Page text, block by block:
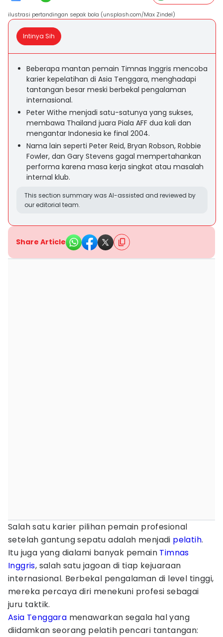
ilustrasi pertandingan sepak bola (unsplash.com/Max Zindel)
Intinya Sih
Beberapa mantan pemain Timnas Inggris mencoba
karier kepelatihan di Asia Tenggara, menghadapi
tantangan besar meski berbekal pengalaman
internasional.
Peter Withe menjadi satu-satunya yang sukses,
membawa Thailand juara Piala AFF dua kali dan
mengantar Indonesia ke final 2004.
Nama lain seperti Peter Reid, Bryan Robson, Robbie
Fowler, dan Gary Stevens gagal mempertahankan
performa karena masa kerja singkat atau masalah
internal klub.
This section summary was AI-assisted and reviewed by
our editorial team.
Share Article
Salah satu karier pilihan pemain profesional
setelah gantung sepatu adalah menjadi pelatih.
Itu juga yang dialami banyak pemain Timnas
Inggris, salah satu jagoan di tiap kejuaraan
internasional. Berbekal pengalaman di level tinggi,
mereka percaya diri menekuni profesi sebagai
juru taktik.
Asia Tenggara menawarkan segala hal yang
diidamkan seorang pelatih pencari tantangan: